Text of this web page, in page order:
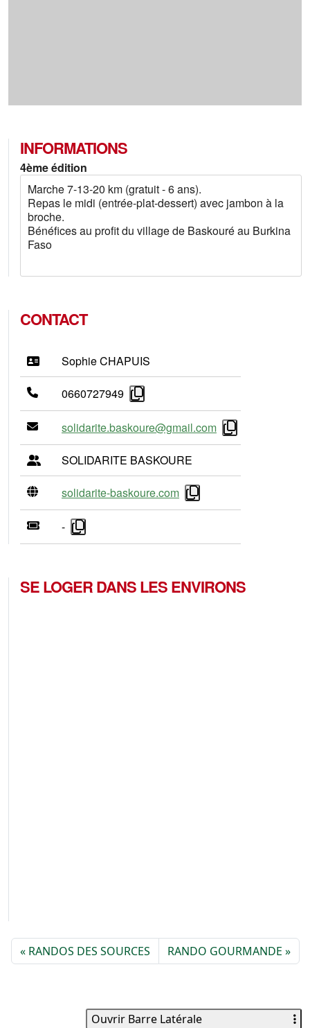
INFORMATIONS
4ème édition
Marche 7-13-20 km (gratuit - 6 ans).
Repas le midi (entrée-plat-dessert) avec jambon à la
broche.
Bénéfices au profit du village de Baskouré au Burkina
Faso
CONTACT
Sophie CHAPUIS
0660727949
solidarite.baskoure@gmail.com
SOLIDARITE BASKOURE
solidarite-baskoure.com
-
SE LOGER DANS LES ENVIRONS
RANDOS DES SOURCES RANDO GOURMANDE
Ouvrir Barre Latérale